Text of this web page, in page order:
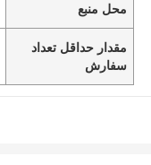
محل منبع
مقدار حداقل تعداد
سفارش